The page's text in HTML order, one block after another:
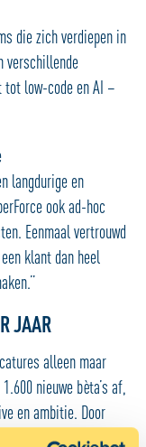
die zich verdiepen in
verschillende
tot low-code en AI –
langdurige en
ook ad-hoc
Eenmaal vertrouwd
klant dan heel
JAAR
alleen maar
nieuwe bèta’s af,
en ambitie. Door
eigen poel van talent,